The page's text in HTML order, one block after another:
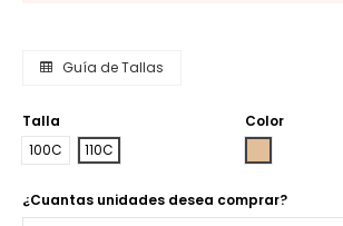
Guía de Tallas
Talla
100C
110C
Color
¿Cuantas unidades desea comprar?